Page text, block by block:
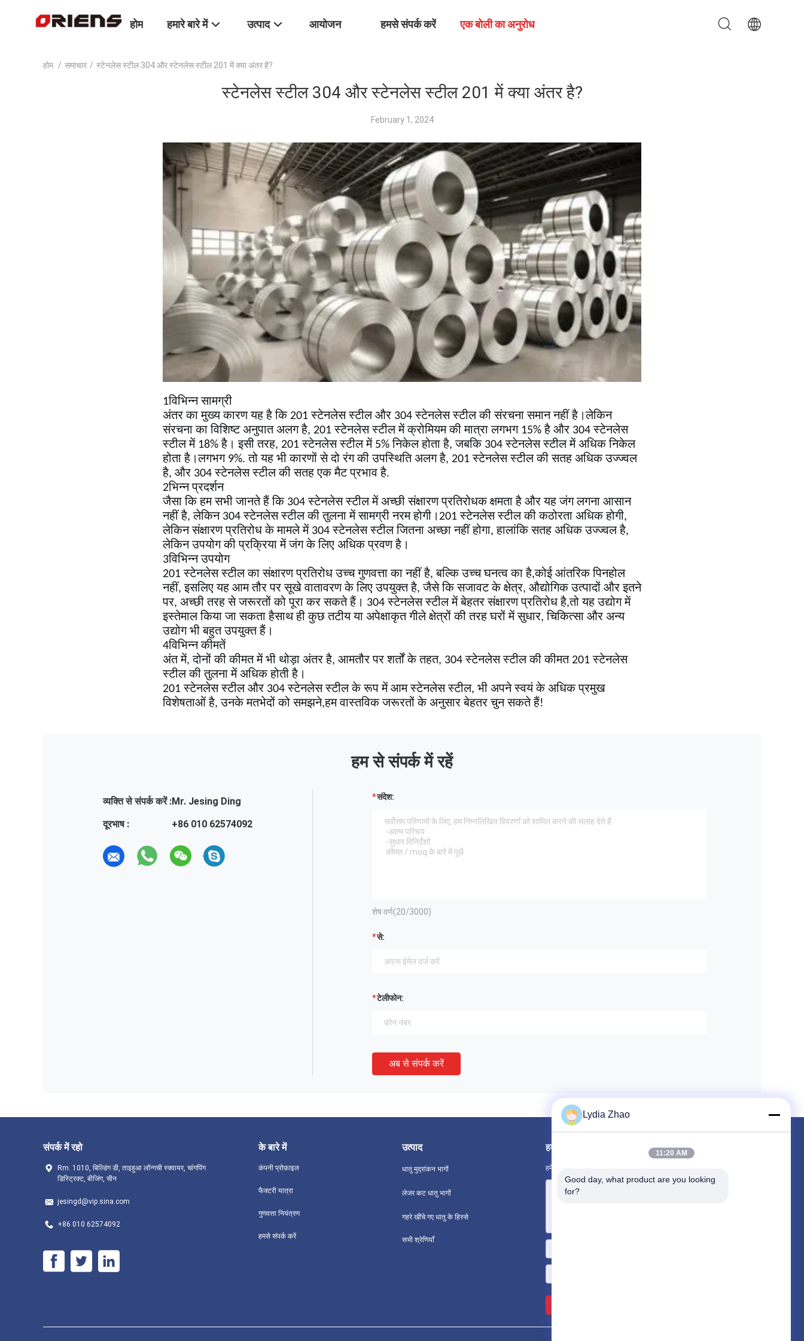
होम हमारे बारे में उत्पाद आयोजन हमसे संपर्क करें एक बोली का अनुरोध
होम / समाचार / स्टेनलेस स्टील 304 और स्टेनलेस स्टील 201 में क्या अंतर है?
स्टेनलेस स्टील 304 और स्टेनलेस स्टील 201 में क्या अंतर है?
February 1, 2024
1विभिन्न सामग्री
अंतर का मुख्य कारण यह है कि 201 स्टेनलेस स्टील और 304 स्टेनलेस स्टील की संरचना समान नहीं है।लेकिन
संरचना का विशिष्ट अनुपात अलग है, 201 स्टेनलेस स्टील में क्रोमियम की मात्रा लगभग 15% है और 304 स्टेनलेस
स्टील में 18% है। इसी तरह, 201 स्टेनलेस स्टील में 5% निकेल होता है, जबकि 304 स्टेनलेस स्टील में अधिक निकेल
होता है।लगभग 9%. तो यह भी कारणों से दो रंग की उपस्थिति अलग है, 201 स्टेनलेस स्टील की सतह अधिक उज्ज्वल
है, और 304 स्टेनलेस स्टील की सतह एक मैट प्रभाव है.
2भिन्न प्रदर्शन
जैसा कि हम सभी जानते हैं कि 304 स्टेनलेस स्टील में अच्छी संक्षारण प्रतिरोधक क्षमता है और यह जंग लगना आसान
नहीं है, लेकिन 304 स्टेनलेस स्टील की तुलना में सामग्री नरम होगी।201 स्टेनलेस स्टील की कठोरता अधिक होगी,
लेकिन संक्षारण प्रतिरोध के मामले में 304 स्टेनलेस स्टील जितना अच्छा नहीं होगा, हालांकि सतह अधिक उज्ज्वल है,
लेकिन उपयोग की प्रक्रिया में जंग के लिए अधिक प्रवण है।
3विभिन्न उपयोग
201 स्टेनलेस स्टील का संक्षारण प्रतिरोध उच्च गुणवत्ता का नहीं है, बल्कि उच्च घनत्व का है,कोई आंतरिक पिनहोल
नहीं, इसलिए यह आम तौर पर सूखे वातावरण के लिए उपयुक्त है, जैसे कि सजावट के क्षेत्र, औद्योगिक उत्पादों और इतने
पर, अच्छी तरह से जरूरतों को पूरा कर सकते हैं। 304 स्टेनलेस स्टील में बेहतर संक्षारण प्रतिरोध है,तो यह उद्योग में
इस्तेमाल किया जा सकता हैसाथ ही कुछ तटीय या अपेक्षाकृत गीले क्षेत्रों की तरह घरों में सुधार, चिकित्सा और अन्य
उद्योग भी बहुत उपयुक्त हैं।
4विभिन्न कीमतें
अंत में, दोनों की कीमत में भी थोड़ा अंतर है, आमतौर पर शर्तों के तहत, 304 स्टेनलेस स्टील की कीमत 201 स्टेनलेस
स्टील की तुलना में अधिक होती है।
201 स्टेनलेस स्टील और 304 स्टेनलेस स्टील के रूप में आम स्टेनलेस स्टील, भी अपने स्वयं के अधिक प्रमुख
विशेषताओं है, उनके मतभेदों को समझने,हम वास्तविक जरूरतों के अनुसार बेहतर चुन सकते हैं!
हम से संपर्क में रहें
व्यक्ति से संपर्क करें :Mr. Jesing Ding
दूरभाष :
+86 010 62574092
संदेश:
शेष वर्ण(20/3000)
से:
टेलीफोन:
अब से संपर्क करें
संपर्क में रहो
Rm. 1010, बिल्डिंग डी, ताइहुआ लॉन्गची स्क्वायर, चांगपिंग
डिस्ट्रिक्ट, बीजिंग, चीन
jesingd@vip.sina.com
+86 010 62574092
के बारे में
कंपनी प्रोफ़ाइल
फैक्टरी यात्रा
गुणवत्ता नियंत्रण
हमसे संपर्क करें
उत्पाद
धातु मुद्रांकन भागों
लेजर कट धातु भागों
गहरे खींचे गए धातु के हिस्से
सभी श्रेणियाँ
हमें मेल करें
हमें अपनी आवश्यकता बताएं। हम आपके साथ सर्वश्रेष्ठ उत्पादों को जोड़ेंगे।
Lydia Zhao
11:20 AM
Good day, what product are you looking
for?